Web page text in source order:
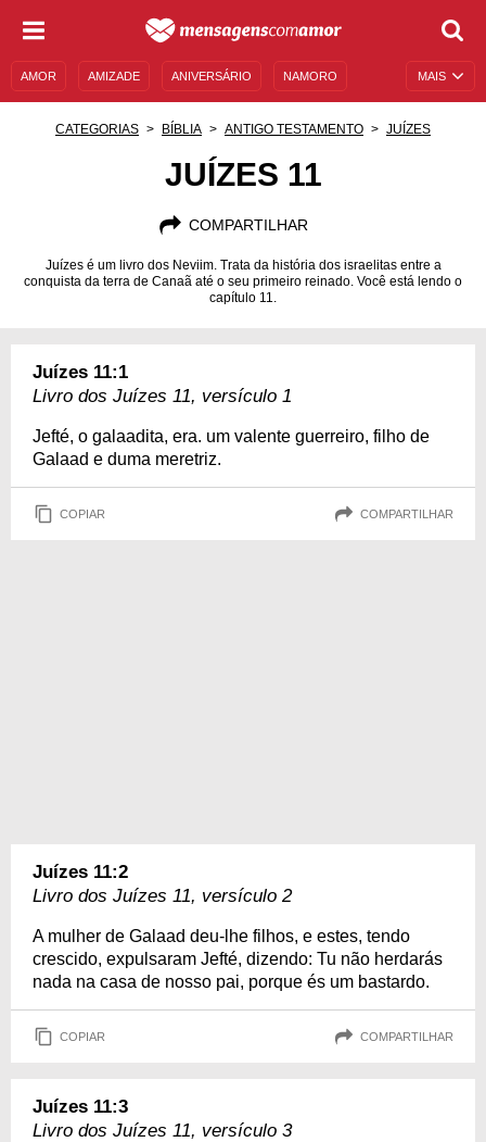
MAIS
AMOR AMIZADE ANIVERSÁRIO NAMORO
AUTOAJUDA
CATEGORIAS BÍBLIA ANTIGO TESTAMENTO JUÍZES
JUÍZES 11
COMPARTILHAR
Juízes é um livro dos Neviim. Trata da história dos israelitas entre a
conquista da terra de Canaã até o seu primeiro reinado. Você está lendo o
capítulo 11.
Juízes 11:1
Livro dos Juízes 11, versículo 1
Jefté, o galaadita, era. um valente guerreiro, filho de
Galaad e duma meretriz.
COPIAR COMPARTILHAR
Juízes 11:2
Livro dos Juízes 11, versículo 2
A mulher de Galaad deu-lhe filhos, e estes, tendo
crescido, expulsaram Jefté, dizendo: Tu não herdarás
nada na casa de nosso pai, porque és um bastardo.
COPIAR COMPARTILHAR
Juízes 11:3
Livro dos Juízes 11, versículo 3